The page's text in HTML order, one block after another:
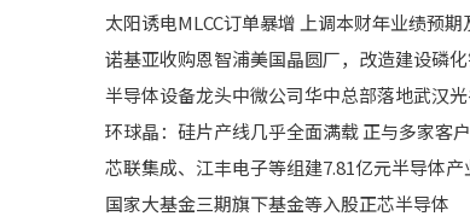
太阳诱电MLCC订单暴增 上调本财年业绩预期
诺基亚收购恩智浦美国晶圆厂，改造建设磷
半导体设备龙头中微公司华中总部落地武汉
环球晶：硅片产线几乎全面满载 正与多家客
芯联集成、江丰电子等组建7.81亿元半导体
国家大基金三期旗下基金等入股正芯半导体